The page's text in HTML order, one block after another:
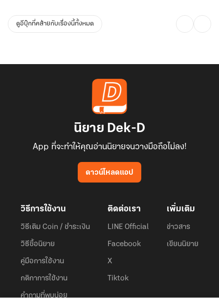
ดูอีบุ๊กที่คล้ายกับเรื่องนี้ทั้งหมด
นิยาย Dek-D
App ที่จะทำให้คุณอ่านนิยายจนวางมือถือไม่ลง!
ดาวน์โหลดแอป
วิธีการใช้งาน
วิธีเติม Coin / ชำระเงิน
วิธีซื้อนิยาย
คู่มือการใช้งาน
กติกาการใช้งาน
คำถามที่พบบ่อย
ติดต่อเรา
LINE Official
Facebook
X
Tiktok
เพิ่มเติม
ข่าวสาร
เขียนนิยาย